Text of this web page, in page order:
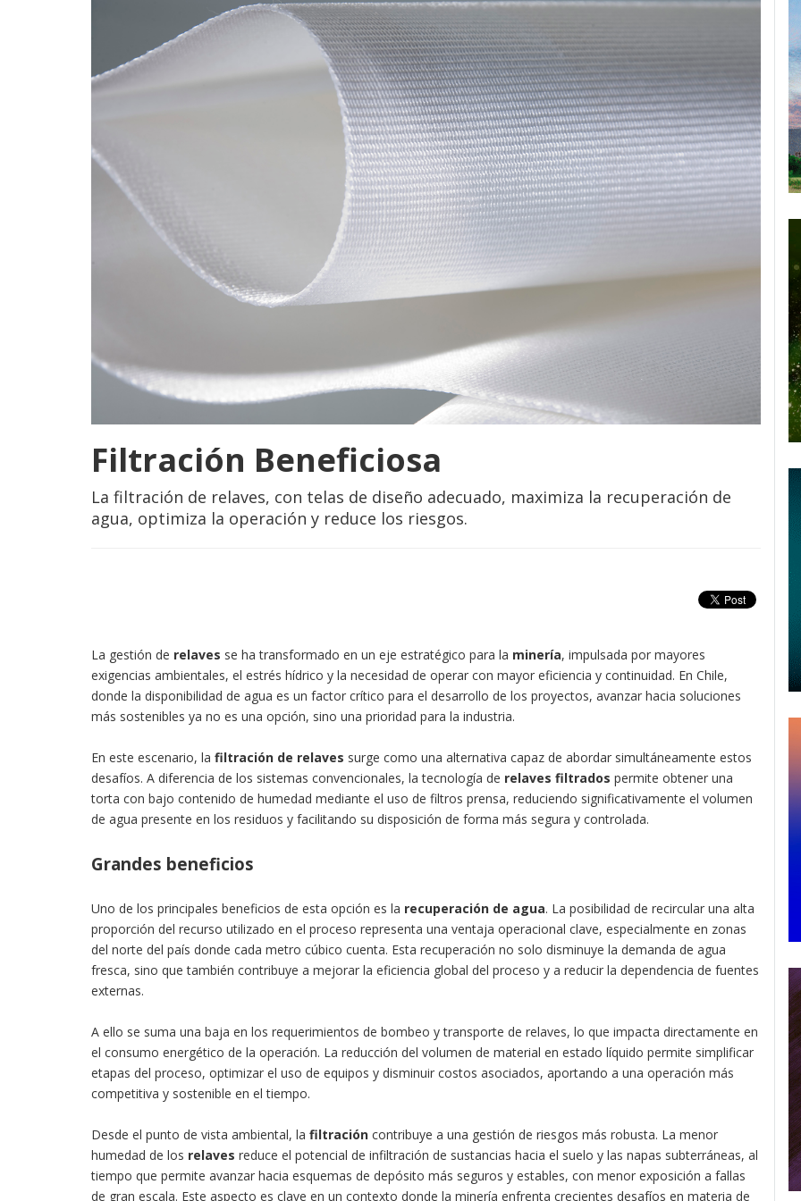
Filtración Beneficiosa
La filtración de relaves, con telas de diseño adecuado, maximiza la recuperación de
agua, optimiza la operación y reduce los riesgos.
La gestión de relaves se ha transformado en un eje estratégico para la minería, impulsada por mayores
exigencias ambientales, el estrés hídrico y la necesidad de operar con mayor eficiencia y continuidad. En Chile,
donde la disponibilidad de agua es un factor crítico para el desarrollo de los proyectos, avanzar hacia soluciones
más sostenibles ya no es una opción, sino una prioridad para la industria.
En este escenario, la filtración de relaves surge como una alternativa capaz de abordar simultáneamente estos
desafíos. A diferencia de los sistemas convencionales, la tecnología de relaves filtrados permite obtener una
torta con bajo contenido de humedad mediante el uso de filtros prensa, reduciendo significativamente el volumen
de agua presente en los residuos y facilitando su disposición de forma más segura y controlada.
Grandes beneficios
Uno de los principales beneficios de esta opción es la recuperación de agua. La posibilidad de recircular una alta
proporción del recurso utilizado en el proceso representa una ventaja operacional clave, especialmente en zonas
del norte del país donde cada metro cúbico cuenta. Esta recuperación no solo disminuye la demanda de agua
fresca, sino que también contribuye a mejorar la eficiencia global del proceso y a reducir la dependencia de fuentes
externas.
A ello se suma una baja en los requerimientos de bombeo y transporte de relaves, lo que impacta directamente en
el consumo energético de la operación. La reducción del volumen de material en estado líquido permite simplificar
etapas del proceso, optimizar el uso de equipos y disminuir costos asociados, aportando a una operación más
competitiva y sostenible en el tiempo.
Desde el punto de vista ambiental, la filtración contribuye a una gestión de riesgos más robusta. La menor
humedad de los relaves reduce el potencial de infiltración de sustancias hacia el suelo y las napas subterráneas, al
tiempo que permite avanzar hacia esquemas de depósito más seguros y estables, con menor exposición a fallas
de gran escala. Este aspecto es clave en un contexto donde la minería enfrenta crecientes desafíos en materia de